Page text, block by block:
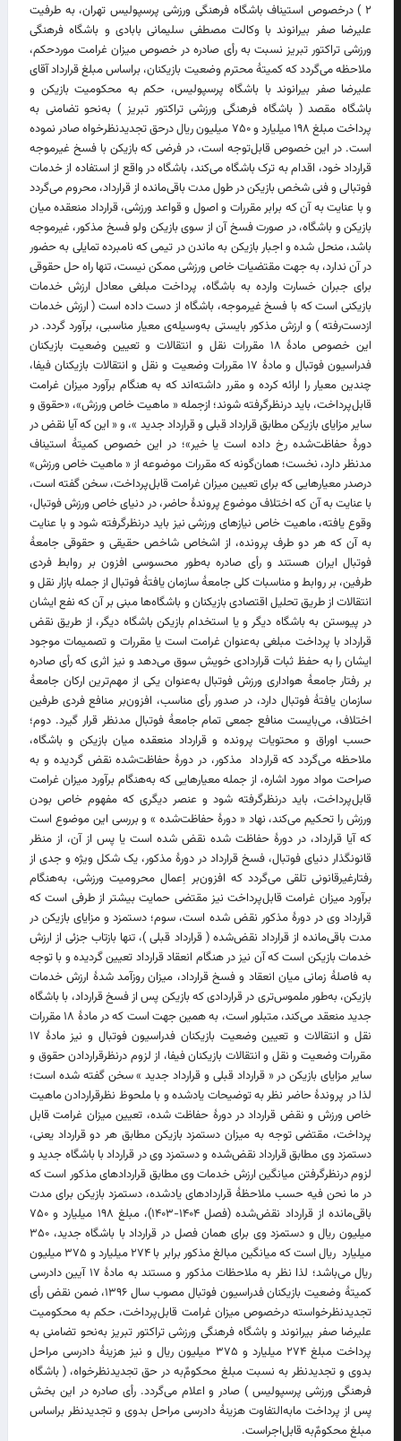
۲ ) درخصوص استیناف باشگاه فرهنگی ورزشی پرسپولیس تهران، به طرفیت
علیرضا صفر بیرانوند با وکالت مصطفی سلیمانی بابادی و باشگاه فرهنگی
ورزشی تراکتور تبریز نسبت به رأی صادره در خصوص میزان غرامت موردحکم،
ملاحظه می‌گردد که کمیتۀ محترم وضعیت بازیکنان، براساس مبلغ قرارداد آقای
علیرضا صفر بیرانوند با باشگاه پرسپولیس، حکم به محکومیت بازیکن و
باشگاه مقصد ( باشگاه فرهنگی ورزشی تراکتور تبریز ) به‌نحو تضامنی به
پرداخت مبلغ ۱۹۸ میلیارد و ۷۵۰ میلیون ریال درحق تجدیدنظرخواه صادر نموده
است. در این خصوص قابل‌توجه است، در فرضی که بازیکن با فسخ غیرموجه
قرارداد خود، اقدام به ترک باشگاه می‌کند، باشگاه در واقع از استفاده از خدمات
فوتبالی و فنی شخص بازیکن در طول مدت باقی‌مانده از قرارداد، محروم می‌گردد
و با عنایت به آن که برابر مقررات و اصول و قواعد ورزشی، قرارداد منعقده میان
بازیکن و باشگاه، در صورت فسخ آن از سوی بازیکن ولو فسخ مذکور، غیرموجه
باشد، منحل شده و اجبار بازیکن به ماندن در تیمی که نامبرده تمایلی به حضور
در آن ندارد، به جهت مقتضیات خاص ورزشی ممکن نیست، تنها راه‌ حل حقوقی
برای جبران خسارت وارده به باشگاه، پرداخت مبلغی معادل ارزش خدمات
بازیکنی است که با فسخ غیرموجه، باشگاه از دست داده است ( ارزش خدمات
ازدست‌رفته ) و ارزش مذکور بایستی به‌وسیله‌ی معیار مناسبی، برآورد گردد. در
این خصوص مادۀ ۱۸ مقررات نقل‌ و‌ انتقالات و تعیین وضعیت بازیکنان
فدراسیون فوتبال و مادۀ ۱۷ مقررات وضعیت و نقل ‌و انتقالات بازیکنان فیفا،
چندین معیار را ارائه کرده و مقرر داشته‌اند که به هنگام برآورد میزان غرامت
قابل‌پرداخت، باید درنظرگرفته‌ شوند؛ ازجمله « ماهیت خاص ورزش»، «حقوق و
سایر مزایای بازیکن مطابق قرارداد قبلی و قرارداد جدید »، و « این که آیا نقض در
دورۀ حفاظت‌شده رخ داده است یا خیر»؛ در این خصوص کمیتۀ استیناف
مدنظر دارد، نخست؛ همان‌گونه که مقررات موضوعه از « ماهیت خاص ورزش»
درصدر معیارهایی که برای تعیین میزان غرامت قابل‌پرداخت، سخن گفته است،
با عنایت به آن که اختلاف موضوع پروندۀ حاضر، در دنیای خاص ورزش فوتبال،
وقوع یافته، ماهیت خاص نیازهای ورزشی نیز باید درنظرگرفته شود و با عنایت
به آن که هر دو طرف پرونده، از اشخاص شاخص حقیقی و حقوقی جامعۀ
فوتبال ایران هستند و رأی صادره به‌طور محسوسی افزون ‌بر روابط فردی
طرفین، بر روابط و مناسبات کلی جامعۀ سازمان ‌یافتۀ فوتبال از جمله بازار نقل ‌و
انتقالات از طریق تحلیل اقتصادی بازیکنان و باشگاه‌ها مبنی بر آن که نفع ایشان
در پیوستن به باشگاه دیگر و یا استخدام بازیکن باشگاه دیگر، از طریق نقض
قرارداد با پرداخت مبلغی به‌عنوان غرامت است یا مقررات و تصمیمات موجود
ایشان را به حفظ ثبات قراردادی خویش سوق می‌دهد و نیز اثری که رأی صادره
بر رفتار جامعۀ هواداری ورزش فوتبال به‌عنوان یکی از مهم‌ترین ارکان جامعۀ
سازمان ‌یافتۀ فوتبال دارد، در صدور رأی مناسب، افزون‌بر منافع فردی طرفین
اختلاف، می‌بایست منافع جمعی تمام جامعۀ فوتبال مدنظر قرار گیرد. دوم؛
حسب اوراق و محتویات پرونده و قرارداد منعقده میان بازیکن و باشگاه،
ملاحظه می‌گردد که قرارداد مذکور، در دورۀ حفاظت‌شده نقض گردیده و به
‌صراحت مواد مورد اشاره، از جمله معیارهایی که به‌هنگام برآورد میزان غرامت
قابل‌پرداخت، باید درنظرگرفته شود و عنصر دیگری که مفهوم خاص ‌بودن
ورزش را تحکیم می‌کند، نهاد « دورۀ حفاظت‌شده » و بررسی این موضوع است
که آیا قرارداد، در دورۀ حفاظت ‌شده نقض شده است یا پس از آن، از منظر
قانونگذار دنیای فوتبال، فسخ قرارداد در دورۀ مذکور، یک شکل ویژه و جدی از
رفتارغیرقانونی تلقی می‌گردد که افزون‌بر اِعمال محرومیت‌ ورزشی، به‌هنگام
برآورد میزان غرامت قابل‌پرداخت نیز مقتضی حمایت بیشتر از طرفی است که
قرارداد وی در دورۀ مذکور نقض شده است، سوم؛ دستمزد و مزایای بازیکن در
مدت باقی‌مانده از قرارداد نقض‌شده ( قرارداد قبلی )، تنها بازتاب جزئی از ارزش
خدمات بازیکن است که آن نیز در هنگام انعقاد قرارداد تعیین گردیده و با توجه
به فاصلۀ زمانی میان انعقاد و فسخ قرارداد، میزان روزآمد شدۀ ارزش خدمات
بازیکن، به‌طور ملموس‌تری در قراردادی که بازیکن پس از فسخ قرارداد، با باشگاه
جدید منعقد می‌کند، متبلور است، به همین جهت است که در مادۀ ۱۸ مقررات
نقل ‌و ‌انتقالات و تعیین وضعیت بازیکنان فدراسیون فوتبال و نیز مادۀ ۱۷
مقررات وضعیت و نقل ‌و انتقالات بازیکنان فیفا، از لزوم درنظرقراردادن حقوق و
سایر مزایای بازیکن در « قرارداد قبلی و قرارداد جدید » سخن گفته شده است؛
لذا در پروندۀ حاضر نظر به توضیحات یادشده و با ملحوظ‌ نظرقراردادن ماهیت
خاص ورزش و نقض قرارداد در دورۀ حفاظت ‌شده، تعیین میزان غرامت قابل
‌پرداخت، مقتضی توجه به میزان دستمزد بازیکن مطابق هر دو قرارداد یعنی،
دستمزد وی مطابق قرارداد نقض‌شده و دستمزد وی در قرارداد با باشگاه جدید و
لزوم درنظرگرفتن میانگین ارزش خدمات وی مطابق قراردادهای مذکور است که
در ما نحن فیه حسب ملاحظۀ قراردادهای یادشده، دستمزد بازیکن برای مدت
باقی‌مانده از قرارداد نقض‌شده (فصل ۱۴۰۴-۱۴۰۳)، مبلغ ۱۹۸ میلیارد و ۷۵۰
میلیون ریال و دستمزد وی برای همان فصل در قرارداد با باشگاه جدید، ۳۵۰
میلیارد ریال است که میانگین مبالغ مذکور برابر با ۲۷۴ میلیارد و ۳۷۵ میلیون
ریال می‌باشد؛ لذا نظر به ملاحظات مذکور و مستند به مادۀ ۱۷ آیین دادرسی
کمیتۀ وضعیت بازیکنان فدراسیون فوتبال مصوب سال ۱۳۹۶، ضمن نقض رأی
تجدیدنظرخواسته درخصوص میزان غرامت قابل‌پرداخت، حکم به محکومیت
علیرضا صفر بیرانوند و باشگاه فرهنگی ورزشی تراکتور تبریز به‌نحو تضامنی به
پرداخت مبلغ ۲۷۴ میلیارد و ۳۷۵ میلیون ریال و نیز هزینۀ دادرسی مراحل
بدوی و تجدیدنظر به نسبت مبلغ محکومٌ‌به در حق تجدیدنظرخواه، ( باشگاه
فرهنگی ورزشی پرسپولیس ) صادر و اعلام می‌گردد. رأی صادره در این بخش
پس از پرداخت مابه‌التفاوت هزینۀ دادرسی مراحل بدوی و تجدیدنظر براساس
مبلغ محکومٌ‌به قابل‌اجراست.